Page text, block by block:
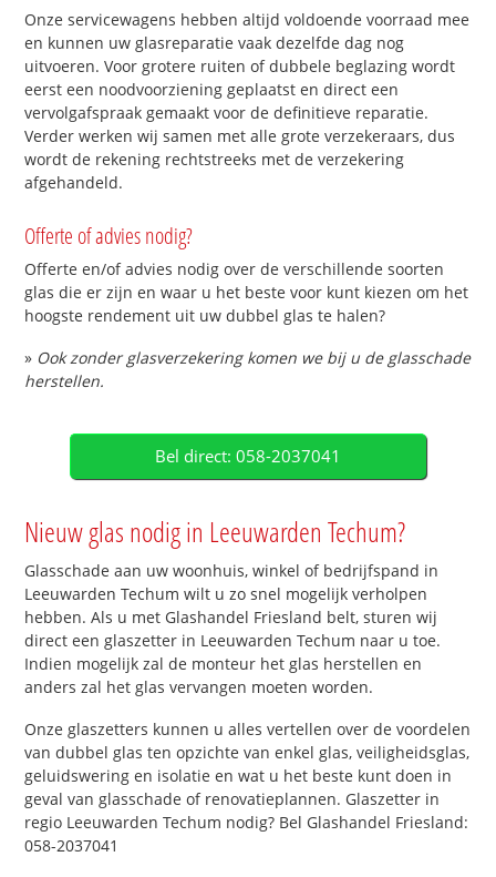
Onze servicewagens hebben altijd voldoende voorraad mee
en kunnen uw glasreparatie vaak dezelfde dag nog
uitvoeren. Voor grotere ruiten of dubbele beglazing wordt
eerst een noodvoorziening geplaatst en direct een
vervolgafspraak gemaakt voor de definitieve reparatie.
Verder werken wij samen met alle grote verzekeraars, dus
wordt de rekening rechtstreeks met de verzekering
afgehandeld.
Offerte of advies nodig?
Offerte en/of advies nodig over de verschillende soorten
glas die er zijn en waar u het beste voor kunt kiezen om het
hoogste rendement uit uw dubbel glas te halen?
» Ook zonder glasverzekering komen we bij u de glasschade
herstellen.
Bel direct: 058-2037041
Nieuw glas nodig in Leeuwarden Techum?
Glasschade aan uw woonhuis, winkel of bedrijfspand in
Leeuwarden Techum wilt u zo snel mogelijk verholpen
hebben. Als u met Glashandel Friesland belt, sturen wij
direct een glaszetter in Leeuwarden Techum naar u toe.
Indien mogelijk zal de monteur het glas herstellen en
anders zal het glas vervangen moeten worden.
Onze glaszetters kunnen u alles vertellen over de voordelen
van dubbel glas ten opzichte van enkel glas, veiligheidsglas,
geluidswering en isolatie en wat u het beste kunt doen in
geval van glasschade of renovatieplannen. Glaszetter in
regio Leeuwarden Techum nodig? Bel Glashandel Friesland:
058-2037041